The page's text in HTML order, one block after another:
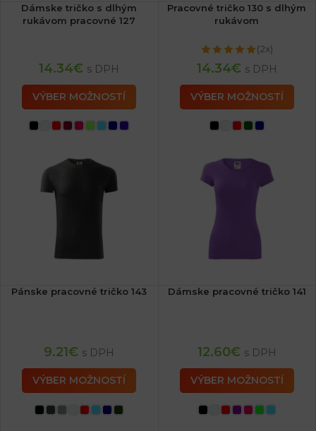
Dámske tričko s dlhým
rukávom pracovné 127
14.34€ s DPH
VÝBER MOŽNOSTÍ
Pracovné tričko 130 s dlhým
rukávom
(2x)
14.34€ s DPH
VÝBER MOŽNOSTÍ
Pánske pracovné tričko 143
9.21€ s DPH
VÝBER MOŽNOSTÍ
Dámske pracovné tričko 141
12.60€ s DPH
VÝBER MOŽNOSTÍ